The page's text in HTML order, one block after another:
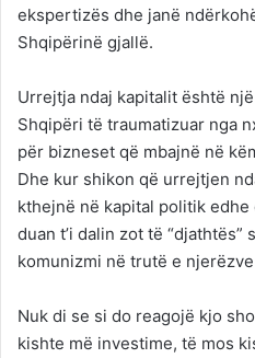
ekspertizës dhe janë
Shqipërinë gjallë.
Urrejtja ndaj kapitalit është
Shqipëri të traumatizuar nga
për bizneset që mbajnë në
Dhe kur shikon që urrejtjen
kthejnë në kapital politik
duan t’i dalin zot të “djathtës”
komunizmi në trutë e
Nuk di se si do reagojë kjo
kishte më investime, të mos